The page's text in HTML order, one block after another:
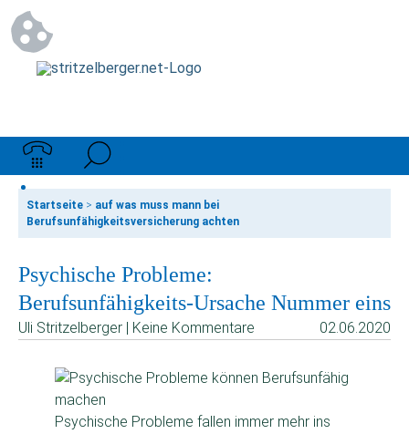
Startseite > auf was muss mann bei
Berufsunfähigkeitsversicherung achten
Psychische Probleme:
Berufsunfähigkeits-Ursache Nummer eins
Uli Stritzelberger | Keine Kommentare 02.06.2020
Psychische Probleme fallen immer mehr ins